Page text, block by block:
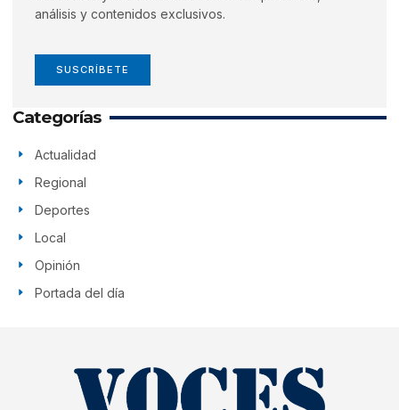
análisis y contenidos exclusivos.
SUSCRÍBETE
Categorías
Actualidad
Regional
Deportes
Local
Opinión
Portada del día